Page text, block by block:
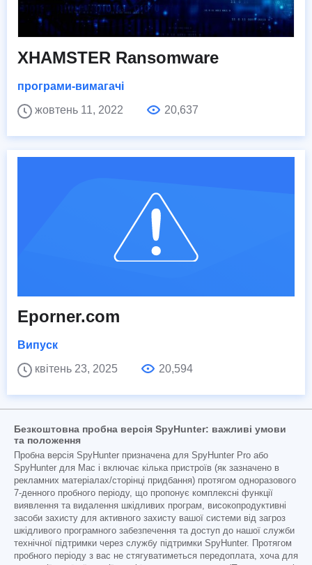
XHAMSTER Ransomware
програми-вимагачі
жовтень 11, 2022
20,637
Eporner.com
Випуск
квітень 23, 2025
20,594
Безкоштовна пробна версія SpyHunter: важливі умови
та положення
Пробна версія SpyHunter призначена для SpyHunter Pro або
SpyHunter для Mac і включає кілька пристроїв (як зазначено в
рекламних матеріалах/сторінці придбання) протягом одноразового
7-денного пробного періоду, що пропонує комплексні функції
виявлення та видалення шкідливих програм, високопродуктивні
засоби захисту для активного захисту вашої системи від загроз
шкідливого програмного забезпечення та доступ до нашої служби
технічної підтримки через службу підтримки SpyHunter. Протягом
пробного періоду з вас не стягуватиметься передоплата, хоча для